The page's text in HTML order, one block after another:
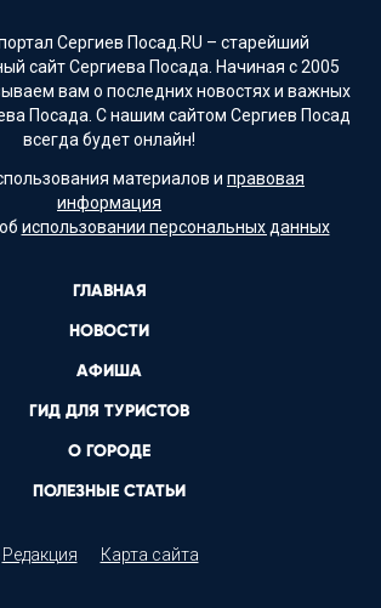
Сергиев Посад.RU – старейший
сайт Сергиева Посада. Начиная с 2005
вам о последних новостях и важных
Посада. С нашим сайтом Сергиев Посад
всегда будет онлайн!
материалов и правовая
информация
использовании персональных данных
ГЛАВНАЯ
НОВОСТИ
АФИША
ГИД ДЛЯ ТУРИСТОВ
О ГОРОДЕ
ПОЛЕЗНЫЕ СТАТЬИ
Редакция Карта сайта